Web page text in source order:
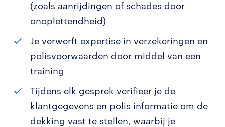
(zoals aanrijdingen of schades door
onoplettendheid)
Je verwerft expertise in verzekeringen en
polisvoorwaarden door middel van een
training
Tijdens elk gesprek verifieer je de
klantgegevens en polis informatie om de
dekking vast te stellen, waarbij je